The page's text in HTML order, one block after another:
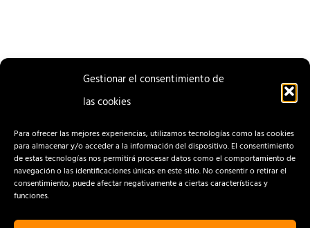
Gestionar el consentimiento de
las cookies
Para ofrecer las mejores experiencias, utilizamos tecnologías como las cookies
para almacenar y/o acceder a la información del dispositivo. El consentimiento
de estas tecnologías nos permitirá procesar datos como el comportamiento de
navegación o las identificaciones únicas en este sitio. No consentir o retirar el
consentimiento, puede afectar negativamente a ciertas características y
funciones.
ENTRADA